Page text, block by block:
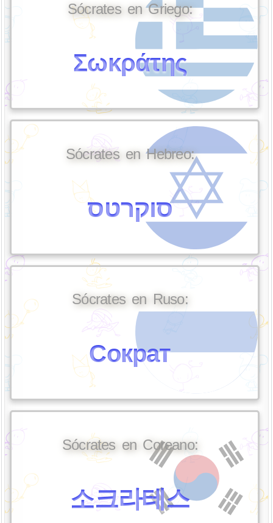
Sócrates en Griego:
Σωκράτης
Sócrates en Hebreo:
סוקרטס
Sócrates en Ruso:
Сократ
Sócrates en Coreano:
소크라테스